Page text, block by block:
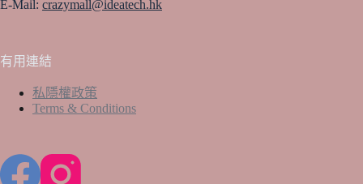
E-Mail: crazymall@ideatech.hk
有用連結
私隱權政策
Terms & Conditions